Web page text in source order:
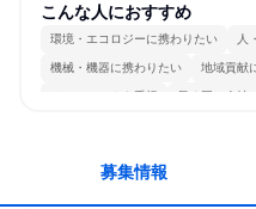
こんな人におすすめ
環境・エコロジーに携わりたい 人
機械・機器に携わりたい 地域貢献
チームワークを重視 長く同じ会社
募集情報